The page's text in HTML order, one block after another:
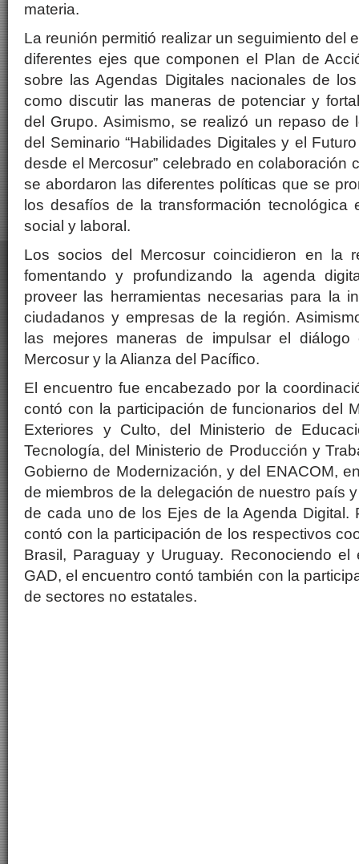
materia.
La reunión permitió realizar un seguimiento del
diferentes ejes que componen el Plan de
sobre las Agendas Digitales nacionales de
como discutir las maneras de potenciar y
del Grupo. Asimismo, se realizó un repaso de
del Seminario “Habilidades Digitales y el
desde el Mercosur” celebrado en colaboración
se abordaron las diferentes políticas que se
los desafíos de la transformación tecnológica
social y laboral.
Los socios del Mercosur coincidieron en la
fomentando y profundizando la agenda
proveer las herramientas necesarias para la
ciudadanos y empresas de la región.
las mejores maneras de impulsar el
Mercosur y la Alianza del Pacífico.
El encuentro fue encabezado por la
contó con la participación de funcionarios del
Exteriores y Culto, del Ministerio de
Tecnología, del Ministerio de Producción y
Gobierno de Modernización, y del ENACOM,
de miembros de la delegación de nuestro país
de cada uno de los Ejes de la Agenda Digital.
contó con la participación de los respectivos
Brasil, Paraguay y Uruguay. Reconociendo el
GAD, el encuentro contó también con la
de sectores no estatales.